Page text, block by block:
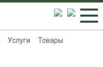
Услуги Товары